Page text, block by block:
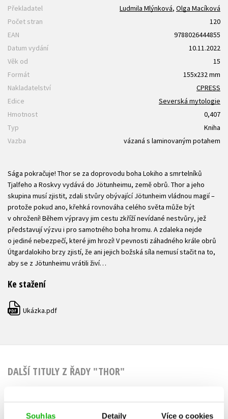
Souhlas Detaily Více o cookies
Překladatel
Ludmila Mlýnková, Olga Macíková
Počet stran
120
EAN
9788026444855
Datum vydání
10.11.2022
Věk od
15
Formát
155x232 mm
Nakladatelství
CPRESS
Edice
Severská mytologie
Hmotnost
0,407
Typ
Kniha
Vazba
vázaná s laminovaným potahem
Sága pokračuje! Thor se za doprovodu boha Lokiho a smrtelníků
Tjalfeho a Roskvy vydává do Jötunheimu, země obrů. Thor a jeho
skupina musí zjistit, zdali stvůry obývající Jötunheim vládnou magií –
protože pokud ano, křehká rovnováha celého světa může být
v ohrožení! Během výpravy jim cestu zkříží nevídané nestvůry, jež
představují výzvu i pro samotného boha hromu. A zdaleka nejde
o jediné nebezpečí, které jim hrozí! V pevnosti záhadného krále obrů
Útgardalokiho brzy zjistí, že ani jejich božská síla nemusí stačit na to,
aby se z Jötunheimu vrátili živí…
Ke stažení
PDF Ukázka.pdf
DALŠÍ TITULY Z ŘADY "THOR"